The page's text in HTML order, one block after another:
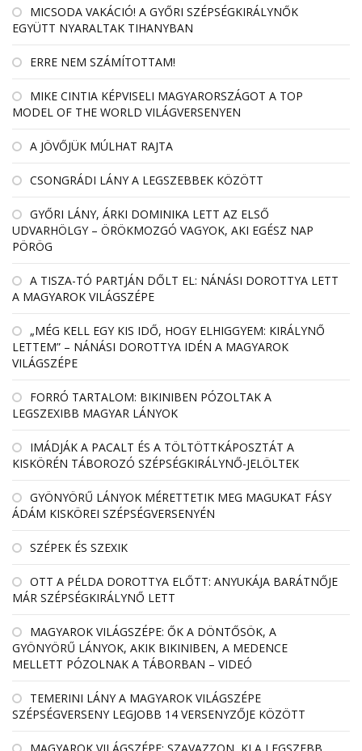
MICSODA VAKÁCIÓ! A GYŐRI SZÉPSÉGKIRÁLYNŐK
EGYÜTT NYARALTAK TIHANYBAN
ERRE NEM SZÁMÍTOTTAM!
MIKE CINTIA KÉPVISELI MAGYARORSZÁGOT A TOP
MODEL OF THE WORLD VILÁGVERSENYEN
A JÖVŐJÜK MÚLHAT RAJTA
CSONGRÁDI LÁNY A LEGSZEBBEK KÖZÖTT
GYŐRI LÁNY, ÁRKI DOMINIKA LETT AZ ELSŐ
UDVARHÖLGY – ÖRÖKMOZGÓ VAGYOK, AKI EGÉSZ NAP
PÖRÖG
A TISZA-TÓ PARTJÁN DŐLT EL: NÁNÁSI DOROTTYA LETT
A MAGYAROK VILÁGSZÉPE
„MÉG KELL EGY KIS IDŐ, HOGY ELHIGGYEM: KIRÁLYNŐ
LETTEM” – NÁNÁSI DOROTTYA IDÉN A MAGYAROK
VILÁGSZÉPE
FORRÓ TARTALOM: BIKINIBEN PÓZOLTAK A
LEGSZEXIBB MAGYAR LÁNYOK
IMÁDJÁK A PACALT ÉS A TÖLTÖTTKÁPOSZTÁT A
KISKÖRÉN TÁBOROZÓ SZÉPSÉGKIRÁLYNŐ-JELÖLTEK
GYÖNYÖRŰ LÁNYOK MÉRETTETIK MEG MAGUKAT FÁSY
ÁDÁM KISKÖREI SZÉPSÉGVERSENYÉN
SZÉPEK ÉS SZEXIK
OTT A PÉLDA DOROTTYA ELŐTT: ANYUKÁJA BARÁTNŐJE
MÁR SZÉPSÉGKIRÁLYNŐ LETT
MAGYAROK VILÁGSZÉPE: ŐK A DÖNTŐSÖK, A
GYÖNYÖRŰ LÁNYOK, AKIK BIKINIBEN, A MEDENCE
MELLETT PÓZOLNAK A TÁBORBAN – VIDEÓ
TEMERINI LÁNY A MAGYAROK VILÁGSZÉPE
SZÉPSÉGVERSENY LEGJOBB 14 VERSENYZŐJE KÖZÖTT